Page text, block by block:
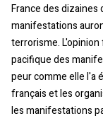
France des
manifestations
terrorisme.
pacifique des
peur comme elle l'a
français et les
les manifestations